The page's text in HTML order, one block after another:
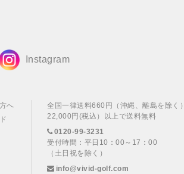
Instagram
へ
全国一律送料660円（沖縄、離島を除く）
22,000円(税込）以上で送料無料
0120-99-3231
受付時間：平日10：00～17：00
（土日祝を除く）
info@vivid-golf.com